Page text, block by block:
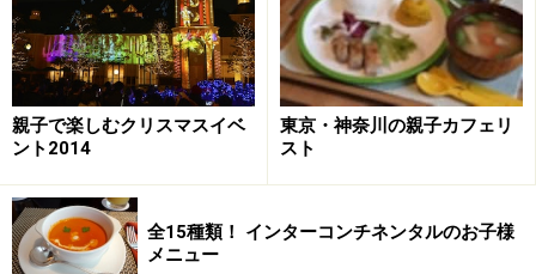
親子で楽しむクリスマスイベ
ント2014
東京・神奈川の親子カフェリ
スト
全15種類！ インターコンチネンタルのお子様
メニュー